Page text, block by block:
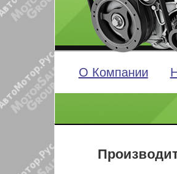
О Компании